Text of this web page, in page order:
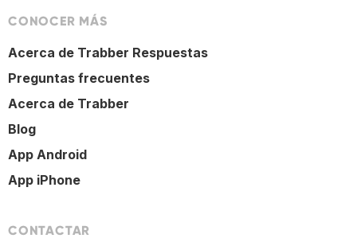
CONOCER MÁS
Acerca de Trabber Respuestas
Preguntas frecuentes
Acerca de Trabber
Blog
App Android
App iPhone
CONTACTAR